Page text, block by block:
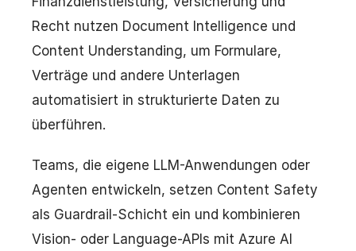
Recht nutzen Document Intelligence und
Content Understanding, um Formulare,
Verträge und andere Unterlagen
automatisiert in strukturierte Daten zu
überführen.
Teams, die eigene LLM-Anwendungen oder
Agenten entwickeln, setzen Content Safety
als Guardrail-Schicht ein und kombinieren
Vision- oder Language-APIs mit Azure AI